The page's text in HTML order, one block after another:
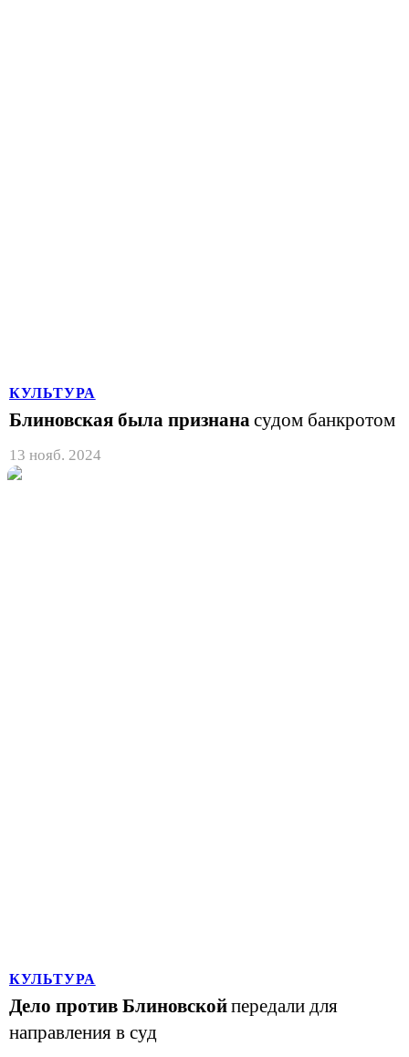
КУЛЬТУРА
Блиновская была признана судом банкротом
13 нояб. 2024
КУЛЬТУРА
Дело против Блиновскойпередали для
направления в суд